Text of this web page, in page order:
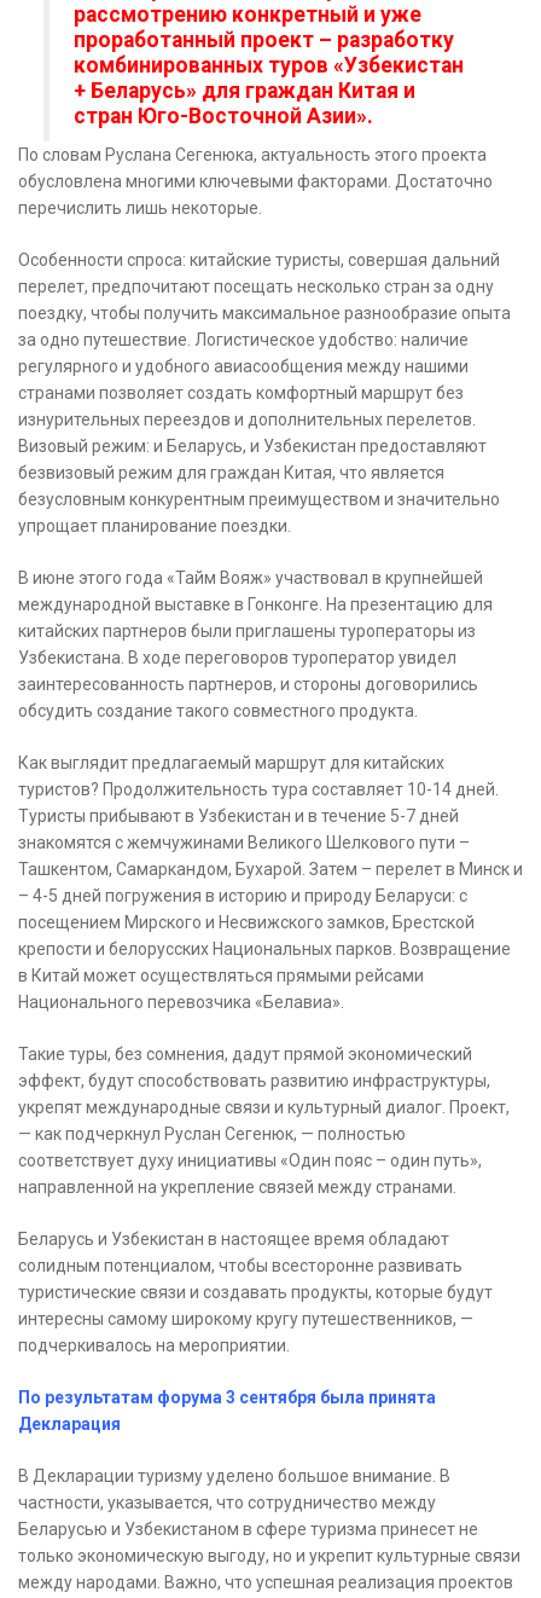
рассмотрению конкретный и уже
проработанный проект – разработку
комбинированных туров «Узбекистан
+ Беларусь» для граждан Китая и
стран Юго-Восточной Азии».
По словам Руслана Сегенюка, актуальность этого проекта
обусловлена многими ключевыми факторами. Достаточно
перечислить лишь некоторые.
Особенности спроса: китайские туристы, совершая дальний
перелет, предпочитают посещать несколько стран за одну
поездку, чтобы получить максимальное разнообразие опыта
за одно путешествие. Логистическое удобство: наличие
регулярного и удобного авиасообщения между нашими
странами позволяет создать комфортный маршрут без
изнурительных переездов и дополнительных перелетов.
Визовый режим: и Беларусь, и Узбекистан предоставляют
безвизовый режим для граждан Китая, что является
безусловным конкурентным преимуществом и значительно
упрощает планирование поездки.
В июне этого года «Тайм Вояж» участвовал в крупнейшей
международной выставке в Гонконге. На презентацию для
китайских партнеров были приглашены туроператоры из
Узбекистана. В ходе переговоров туроператор увидел
заинтересованность партнеров, и стороны договорились
обсудить создание такого совместного продукта.
Как выглядит предлагаемый маршрут для китайских
туристов? Продолжительность тура составляет 10-14 дней.
Туристы прибывают в Узбекистан и в течение 5-7 дней
знакомятся с жемчужинами Великого Шелкового пути –
Ташкентом, Самаркандом, Бухарой. Затем – перелет в Минск и
– 4-5 дней погружения в историю и природу Беларуси: с
посещением Мирского и Несвижского замков, Брестской
крепости и белорусских Национальных парков. Возвращение
в Китай может осуществляться прямыми рейсами
Национального перевозчика «Белавиа».
Такие туры, без сомнения, дадут прямой экономический
эффект, будут способствовать развитию инфраструктуры,
укрепят международные связи и культурный диалог. Проект,
— как подчеркнул Руслан Сегенюк, — полностью
соответствует духу инициативы «Один пояс – один путь»,
направленной на укрепление связей между странами.
Беларусь и Узбекистан в настоящее время обладают
солидным потенциалом, чтобы всесторонне развивать
туристические связи и создавать продукты, которые будут
интересны самому широкому кругу путешественников, —
подчеркивалось на мероприятии.
По результатам форума 3 сентября была принята
Декларация
В Декларации туризму уделено большое внимание. В
частности, указывается, что сотрудничество между
Беларусью и Узбекистаном в сфере туризма принесет не
только экономическую выгоду, но и укрепит культурные связи
между народами. Важно, что успешная реализация проектов